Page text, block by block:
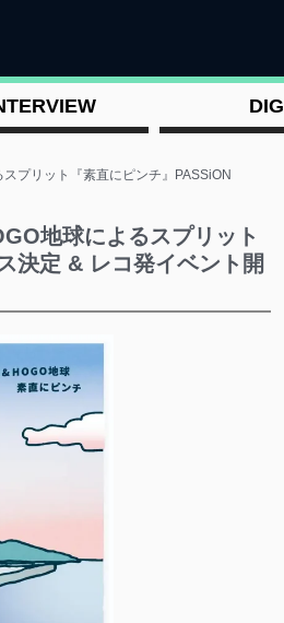
DIG
プリット『素直にピンチ』PASSiON
地球によるスプリット
決定 & レコ発イベント開